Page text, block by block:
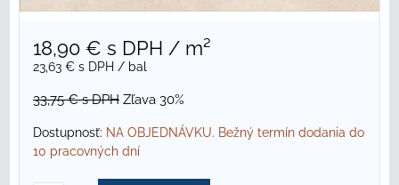
18,90 € s DPH / m²
23,63 € s DPH / bal
33,75 €s DPH Zľava 30%
Dostupnosť: NA OBJEDNÁVKU. Bežný termín dodania do
10 pracovných dní